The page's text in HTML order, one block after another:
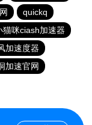
quickq
猫咪ciash加速器
加速度器
加速官网